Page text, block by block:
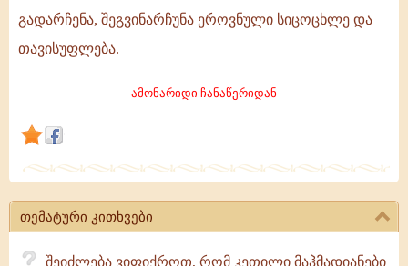
გადარჩენა, შეგვინარჩუნა ეროვნული სიცოცხლე და
თავისუფლება.
ამონარიდი ჩანაწერიდან
თემატური კითხვები
შეიძლება ვიფიქროთ, რომ კეთილი მაჰმადიანები